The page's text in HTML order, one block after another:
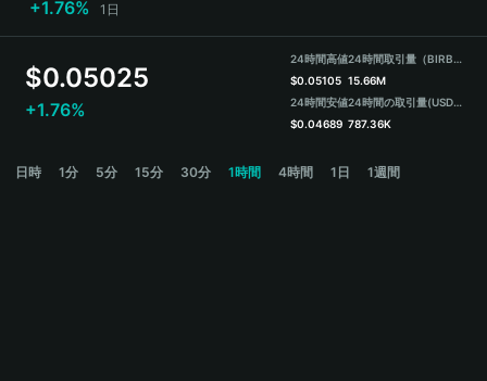
ภาษาไทย
हिन्दी
Español
Português (Brasil)
+1.76%
1日
$0.05025
+1.76%
24時間高値
$0.05105
24時間安値
$0.04689
24時間取引量（BIRB）
15.66M
24時間の取引量(USDT)
787.36K
日時 1分 5分 15分 30分 1時間 4時間 1日 1週間